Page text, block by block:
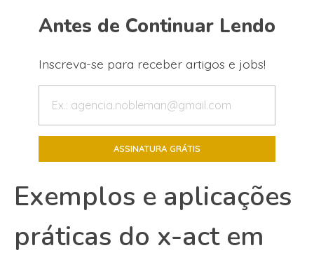
Antes de Continuar Lendo
Inscreva-se para receber artigos e jobs!
Exemplos e aplicações
práticas do x-act em